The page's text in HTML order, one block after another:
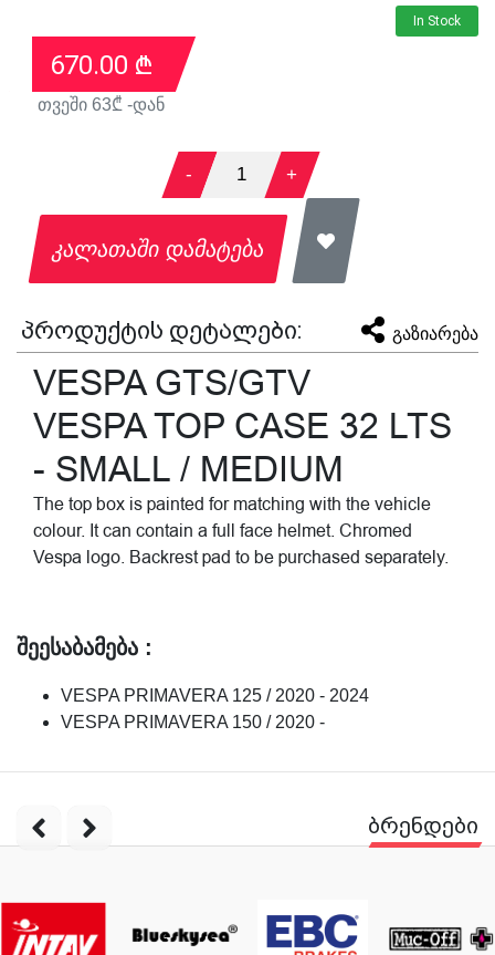
In Stock
670.00 ₾
თვეში 63₾ -დან
- 1 +
კალათაში დამატება
პროდუქტის დეტალები: გაზიარება
VESPA GTS/GTV
VESPA TOP CASE 32 LTS
- SMALL / MEDIUM
The top box is painted for matching with the vehicle
colour. It can contain a full face helmet. Chromed
Vespa logo. Backrest pad to be purchased separately.
შეესაბამება :
VESPA PRIMAVERA 125 / 2020 - 2024
VESPA PRIMAVERA 150 / 2020 -
ბრენდები